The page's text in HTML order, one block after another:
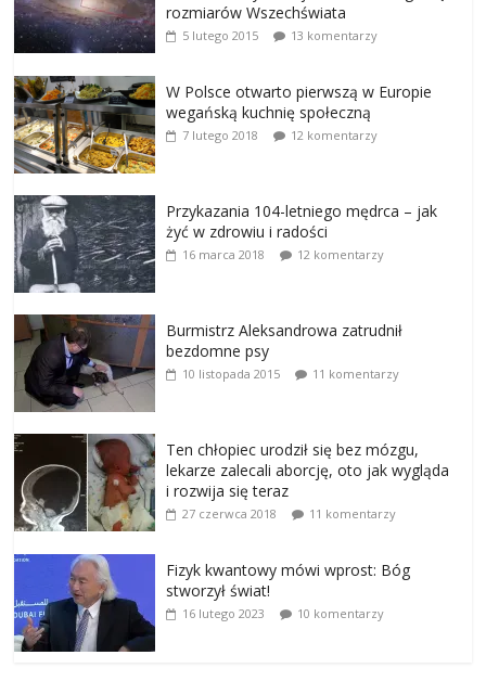
rozmiarów Wszechświata
5 lutego 2015 13 komentarzy
W Polsce otwarto pierwszą w Europie
wegańską kuchnię społeczną
7 lutego 2018 12 komentarzy
Przykazania 104-letniego mędrca – jak
żyć w zdrowiu i radości
16 marca 2018 12 komentarzy
Burmistrz Aleksandrowa zatrudnił
bezdomne psy
10 listopada 2015 11 komentarzy
Ten chłopiec urodził się bez mózgu,
lekarze zalecali aborcję, oto jak wygląda
i rozwija się teraz
27 czerwca 2018 11 komentarzy
Fizyk kwantowy mówi wprost: Bóg
stworzył świat!
16 lutego 2023 10 komentarzy